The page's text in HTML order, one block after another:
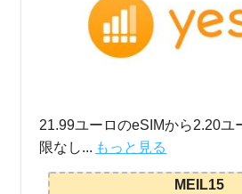
21.99ユーロのeSIMから2.20ユ
限なし... もっと見る
MEIL15